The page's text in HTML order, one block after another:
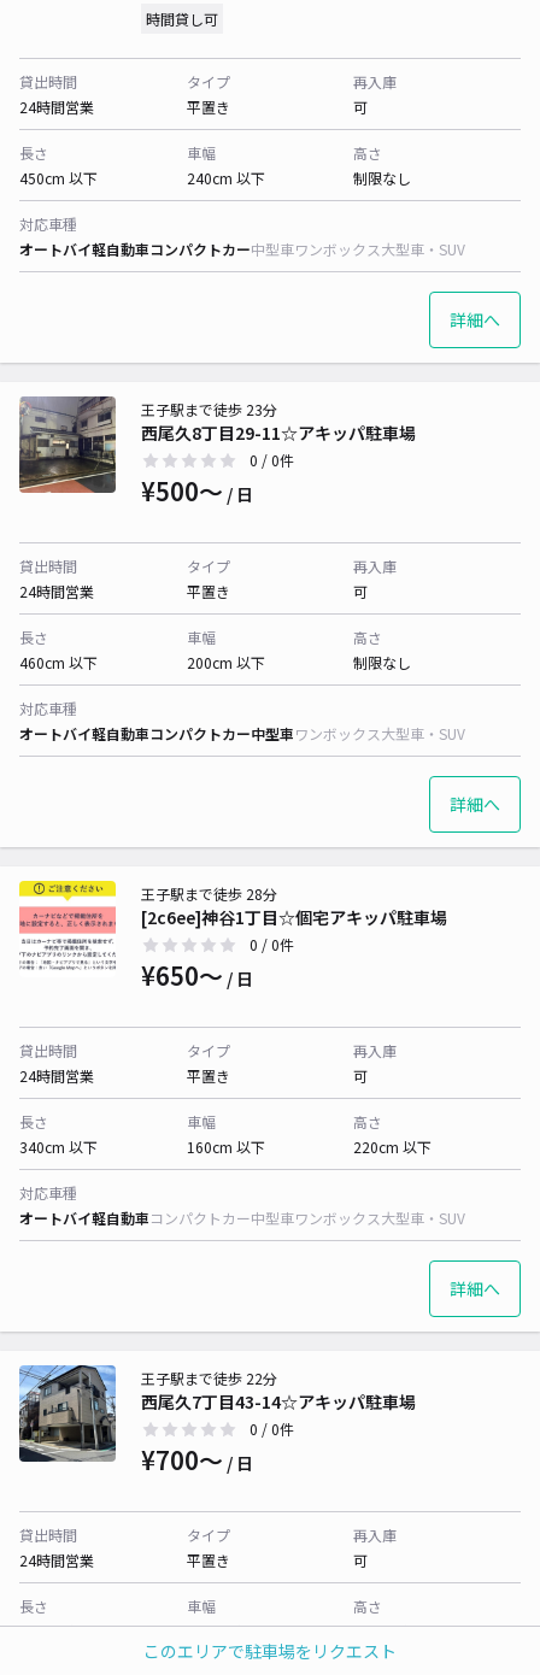
このエリアで駐車場をリクエスト
時間貸し可
貸出時間
24時間営業
タイプ
平置き
再入庫
可
長さ
450cm 以下
車幅
240cm 以下
高さ
制限なし
対応車種
オートバイ軽自動車コンパクトカー中型車ワンボックス大型車・SUV
詳細へ
西尾久8丁目29-11☆アキッパ駐車場
王子駅まで徒歩 23分
0 / 0件
¥500〜 / 日
貸出時間
24時間営業
タイプ
平置き
再入庫
可
長さ
460cm 以下
車幅
200cm 以下
高さ
制限なし
対応車種
オートバイ軽自動車コンパクトカー中型車ワンボックス大型車・SUV
詳細へ
[2c6ee]神谷1丁目☆個宅アキッパ駐車場
王子駅まで徒歩 28分
0 / 0件
¥650〜 / 日
貸出時間
24時間営業
タイプ
平置き
再入庫
可
長さ
340cm 以下
車幅
160cm 以下
高さ
220cm 以下
対応車種
オートバイ軽自動車コンパクトカー中型車ワンボックス大型車・SUV
詳細へ
西尾久7丁目43-14☆アキッパ駐車場
王子駅まで徒歩 22分
0 / 0件
¥700〜 / 日
貸出時間
24時間営業
タイプ
平置き
再入庫
可
長さ
500cm 以下
車幅
220cm 以下
高さ
220cm 以下